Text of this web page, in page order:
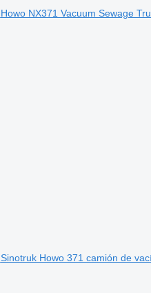
Howo NX371 Vacuum Sewage
Sinotruk Howo 371 camión de